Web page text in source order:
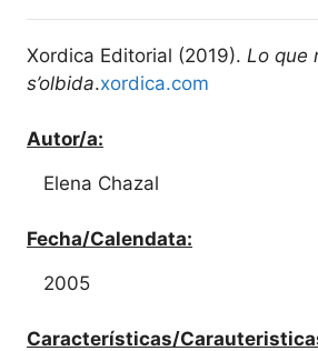
Xordica Editorial (2019). Lo que
s’olbida.xordica.com
Autor/a:
Elena Chazal
Fecha/Calendata:
2005
Características/